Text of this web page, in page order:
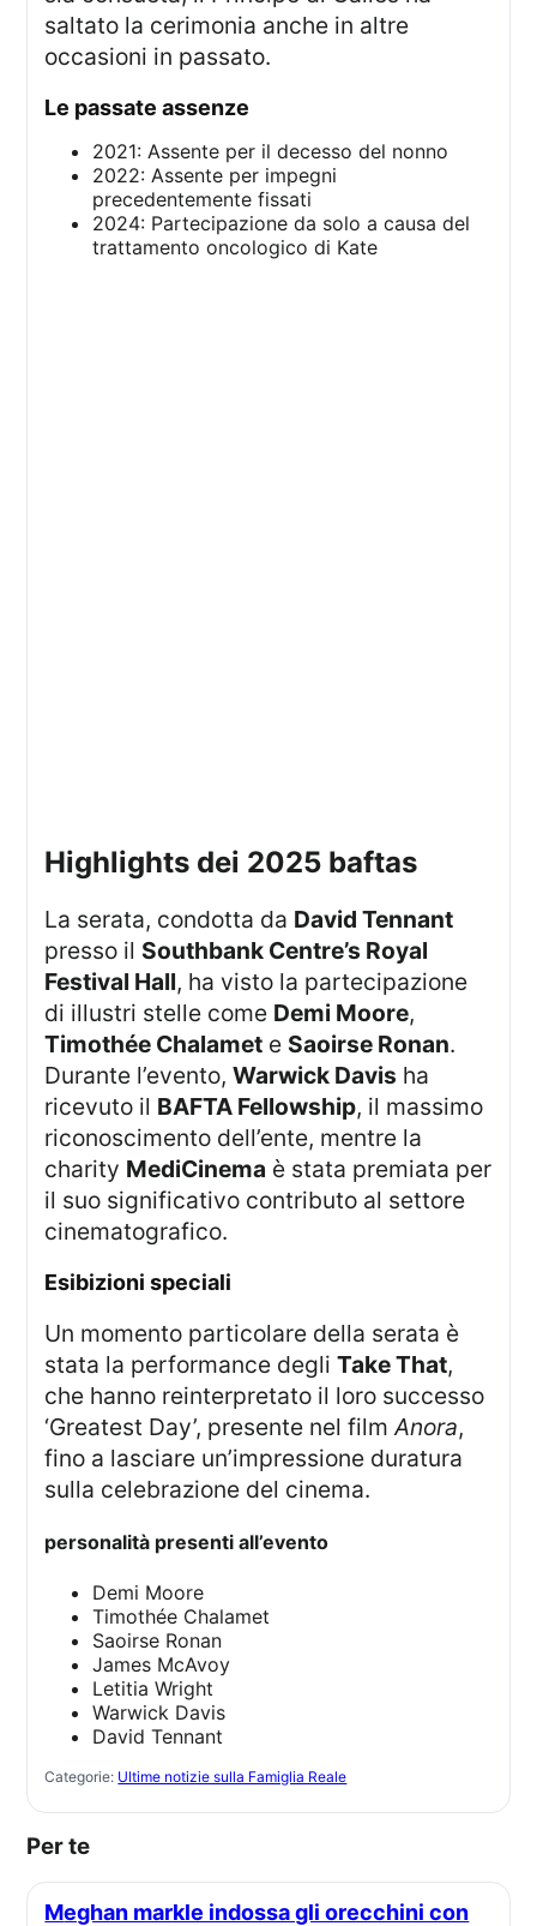
saltato la cerimonia anche in altre
occasioni in passato.
le passate assenze
2021: Assente per il decesso del nonno
2022: Assente per impegni
precedentemente fissati
2024: Partecipazione da solo a causa del
trattamento oncologico di Kate
highlights dei 2025 baftas
La serata, condotta da David Tennant
presso il Southbank Centre’s Royal
Festival Hall, ha visto la partecipazione
di illustri stelle come Demi Moore,
Timothée Chalamet e Saoirse Ronan.
Durante l’evento,Warwick Davis ha
ricevuto il BAFTA Fellowship, il massimo
riconoscimento dell’ente, mentre la
charity MediCinema è stata premiata per
il suo significativo contributo al settore
cinematografico.
esibizioni speciali
Un momento particolare della serata è
stata la performance degliTake That,
che hanno reinterpretato il loro successo
‘Greatest Day’, presente nel filmAnora,
fino a lasciare un’impressione duratura
sulla celebrazione del cinema.
personalità presenti all’evento
Demi Moore
Timothée Chalamet
Saoirse Ronan
James McAvoy
Letitia Wright
Warwick Davis
David Tennant
Categorie: Ultime notizie sulla Famiglia Reale
Per te
Meghan markle indossa gli orecchini con